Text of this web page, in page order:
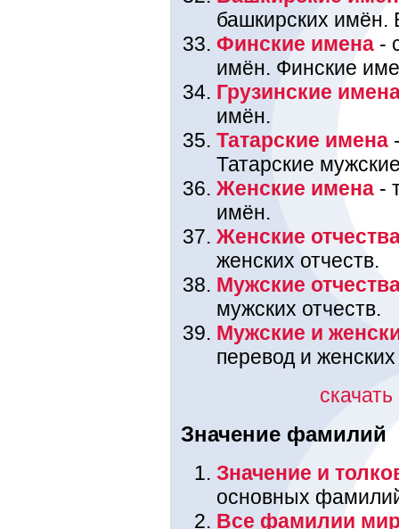
башкирских имён.
Финские имена -
имён. Финские
Грузинские
имён.
Татарские имена
Татарские
Женские имена -
имён.
Женские
женских отчеств.
Мужские
мужских отчеств.
Мужские и
перевод и
Значение фамилий
Значение и
основных
Все фамилии